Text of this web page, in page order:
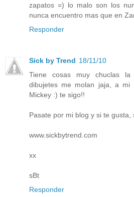
zapatos =) lo malo son los
nunca encuentro mas que en
Responder
Sick by Trend 18/11/10
Tiene cosas muy chuclas
dibujetes me molan jaja, a
Mickey :) te sigo!!
Pasate por mi blog y si te gusta,
www.sickbytrend.com
xx
sBt
Responder